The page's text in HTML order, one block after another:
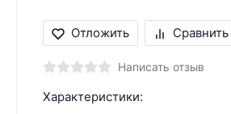
Отложить Сравнить
Написать отзыв
Характеристики: